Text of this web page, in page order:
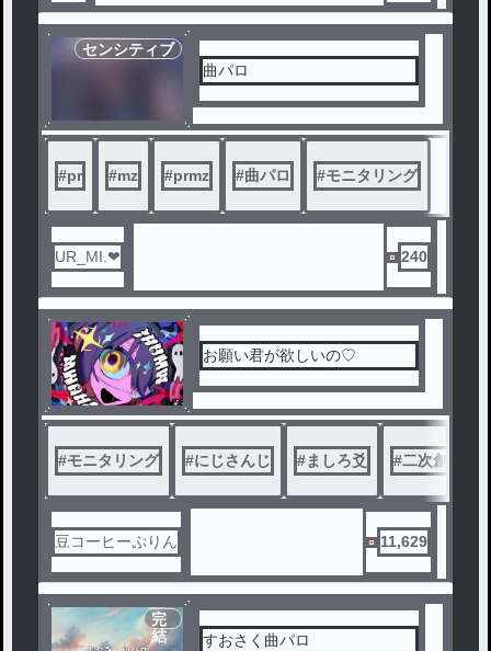
センシティブ
曲パロ
#pr #mz #prmz #曲パロ #モニタリング
UR_MI.❤︎ 240
お願い君が欲しいの♡
#モニタリング #にじさんじ #ましろ爻 #二次創作
豆コーヒーぷりん 11,629
完
結
すおさく曲パロ